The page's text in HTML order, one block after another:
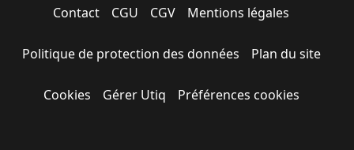
Contact CGU CGV Mentions légales
Politique de protection des données Plan du site
Cookies Gérer Utiq Préférences cookies